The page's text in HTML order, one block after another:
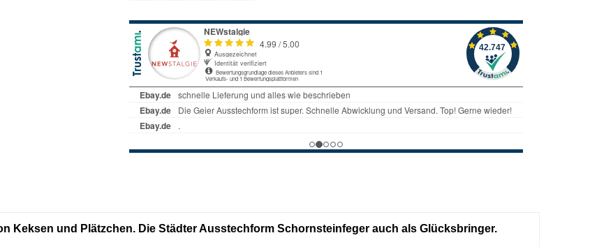
Keksen und Plätzchen. Die Städter Ausstechform Schornsteinfeger auch als Glücksbringer.